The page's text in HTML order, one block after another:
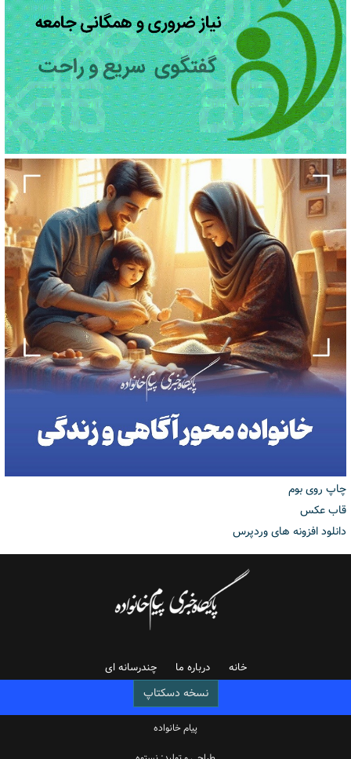
چاپ روی بوم
قاب عکس
دانلود افزونه های وردپرس
خانه درباره ما چندرسانه ای
نسخه دسکتاپ
پیام خانواده